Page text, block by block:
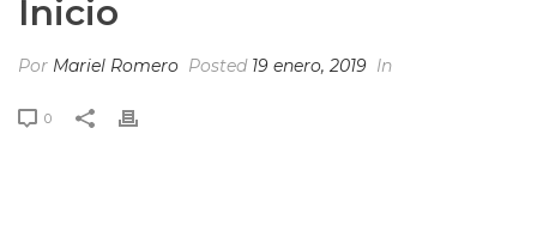
Inicio
Por Mariel Romero Posted 19 enero, 2019 In
0